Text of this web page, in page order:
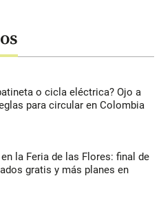
o cicla eléctrica? Ojo a
para circular en Colombia
la Feria de las Flores: final de
gratis y más planes en